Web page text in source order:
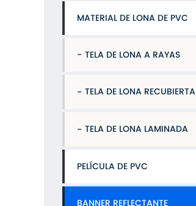
MATERIAL DE LONA DE PVC
TELA DE LONA A RAYAS
TELA DE LONA RECUBIERTA
TELA DE LONA LAMINADA
PELÍCULA DE PVC
BANNER REFLECTANTE